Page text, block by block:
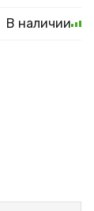
В наличии